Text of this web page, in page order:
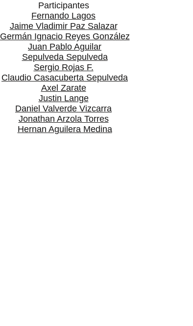
Participantes
Fernando Lagos
Jaime Vladimir Paz Salazar
Germán Ignacio Reyes González
Juan Pablo Aguilar
Sepulveda Sepulveda
Sergio Rojas F.
Claudio Casacuberta Sepulveda
Axel Zarate
Justin Lange
Daniel Valverde Vizcarra
Jonathan Arzola Torres
Hernan Aguilera Medina